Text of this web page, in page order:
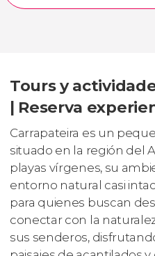
Tours y
| Reserva
Carrapateira es un
situado en la región del
playas vírgenes, su
entorno natural casi
para quienes buscan
conectar con la
sus senderos,